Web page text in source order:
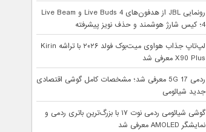
رونمایی JBL از هدفون‌های Live Buds 4 و Live Beam
4؛ کیس شارژ هوشمند و حذف نویز پیشرفته
لپ‌تاپ جذاب هواوی میت‌بوک فولد ۲۰۲۶ با تراشه Kirin
X90 Plus معرفی شد
ردمی 17 5G معرفی شد؛ مشخصات کامل گوشی اقتصادی
جدید شیائومی
گوشی شیائومی ردمی نوت ۱۷ با بزرگ‌ترین باتری ردمی و
نمایشگر AMOLED معرفی شد